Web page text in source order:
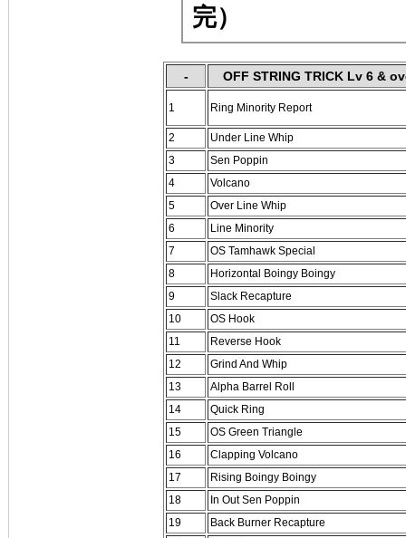
完）
- OFF STRING TRICK Lv 6 &
1 Ring Minority Report
2
Under Line Whip
3
Sen Poppin
4
Volcano
5
Over Line Whip
6
Line Minority
7
OS Tamhawk Special
8
Horizontal Boingy Boingy
9
Slack Recapture
10
OS Hook
11
Reverse Hook
12
Grind And Whip
13
Alpha Barrel Roll
14
Quick Ring
15
OS Green Triangle
16
Clapping Volcano
17
Rising Boingy Boingy
18
In Out Sen Poppin
19
Back Burner Recapture